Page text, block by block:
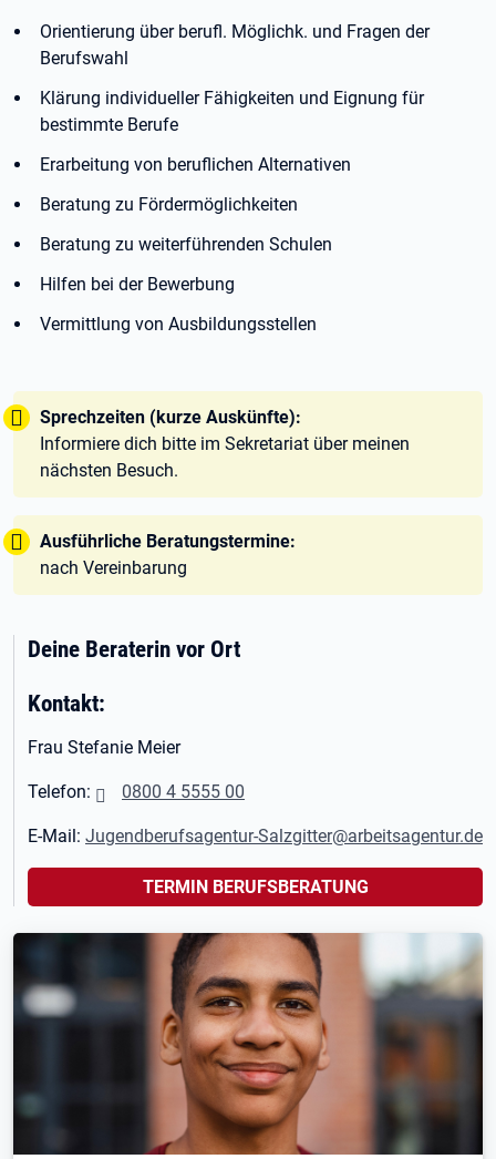
Orientierung über berufl. Möglichk. und Fragen der
Berufswahl
Klärung individueller Fähigkeiten und Eignung für
bestimmte Berufe
Erarbeitung von beruflichen Alternativen
Beratung zu Fördermöglichkeiten
Beratung zu weiterführenden Schulen
Hilfen bei der Bewerbung
Vermittlung von Ausbildungsstellen
Tipp:
Sprechzeiten (kurze Auskünfte):
Informiere dich bitte im Sekretariat über meinen
nächsten Besuch.
Tipp:
Ausführliche Beratungstermine:
nach Vereinbarung
Deine Beraterin vor Ort
Kontakt:
Frau Stefanie Meier
Telefon: 0800 4 5555 00
E-Mail: Jugendberufsagentur-Salzgitter@arbeitsagentur.de
TERMIN BERUFSBERATUNG